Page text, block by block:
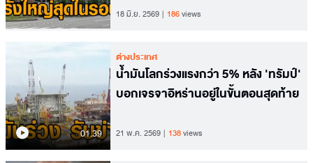
18 มิ.ย. 2569 186views
01.39
ต่างประเทศ
น้ำมันโลกร่วงแรงกว่า 5% หลัง 'ทรัมป์'
บอกเจรจาอิหร่านอยู่ในขั้นตอนสุดท้าย
21 พ.ค. 2569 138views